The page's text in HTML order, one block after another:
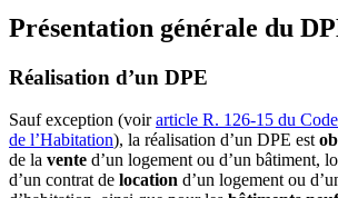
Présentation générale du
Réalisation d’un DPE
Sauf exception (voirarticle R. 126-15 du
de l’Habitation), la réalisation d’un DPE est
de la vente d’un logement ou d’un bâtiment,
d’un contrat de location d’un logement ou